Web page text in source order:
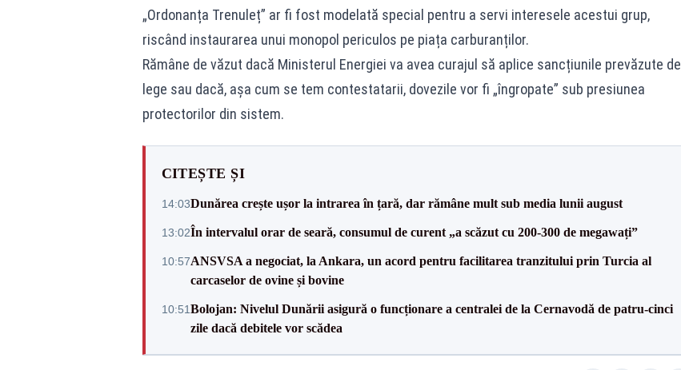
„Ordonanța Trenuleț” ar fi fost modelată special pentru a servi interesele acestui grup,
riscând instaurarea unui monopol periculos pe piața carburanților.
Rămâne de văzut dacă Ministerul Energiei va avea curajul să aplice sancțiunile prevăzute de
lege sau dacă, așa cum se tem contestatarii, dovezile vor fi „îngropate” sub presiunea
protectorilor din sistem.
CITEȘTE ȘI
14:03Dunărea crește ușor la intrarea în țară, dar rămâne mult sub media lunii august
13:02În intervalul orar de seară, consumul de curent „a scăzut cu 200-300 de megawați”
10:57ANSVSA a negociat, la Ankara, un acord pentru facilitarea tranzitului prin Turcia al
carcaselor de ovine și bovine
10:51Bolojan: Nivelul Dunării asigură o funcționare a centralei de la Cernavodă de patru-cinci
zile dacă debitele vor scădea